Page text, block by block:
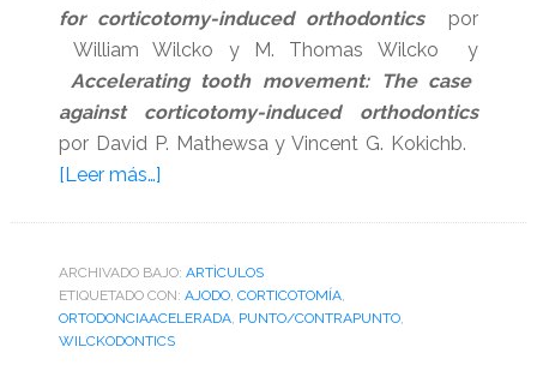
for corticotomy-induced orthodontics
por
William Wilcko y M. Thomas Wilcko y
Accelerating tooth movement: The case
against corticotomy-induced orthodontics
por David P. Mathewsa y Vincent G. Kokichb.
[Leer más…]acerca
y
contrapunto
sobre
ARCHIVADO BAJO: ARTÌCULOS
ETIQUETADO CON: AJODO, CORTICOTOMÍA,
ORTODONCIAACELERADA, PUNTO/CONTRAPUNTO,
WILCKODONTICS